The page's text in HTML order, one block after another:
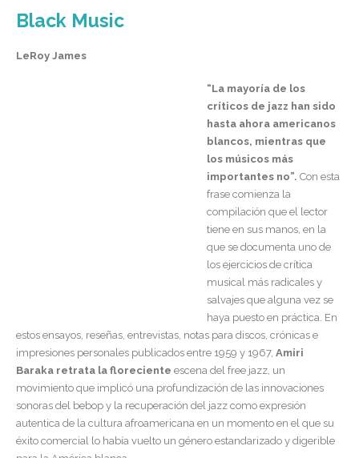
Black Music
LeRoy James
“La mayoría de los
críticos de jazz han sido
hasta ahora americanos
blancos, mientras que
los músicos más
importantes no”. Con esta
frase comienza la
compilación que el lector
tiene en sus manos, en la
que se documenta uno de
los ejercicios de crítica
musical más radicales y
salvajes que alguna vez se
haya puesto en práctica. En
estos ensayos, reseñas, entrevistas, notas para discos, crónicas e
impresiones personales publicados entre 1959 y 1967, Amiri
Baraka retrata la floreciente escena del free jazz, un
movimiento que implicó una profundización de las innovaciones
sonoras del bebop y la recuperación del jazz como expresión
autentica de la cultura afroamericana en un momento en el que su
éxito comercial lo había vuelto un género estandarizado y digerible